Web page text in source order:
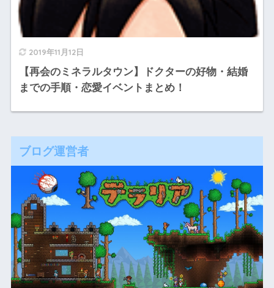
2019年11月12日
【再会のミネラルタウン】ドクターの好物・結婚
までの手順・恋愛イベントまとめ！
ブログ運営者